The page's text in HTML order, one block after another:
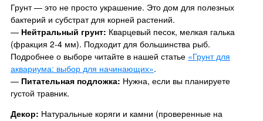
Грунт — это не просто украшение. Это дом для полезных
бактерий и субстрат для корней растений.
— Нейтральный грунт: Кварцевый песок, мелкая галька
(фракция 2-4 мм). Подходит для большинства рыб.
Подробнее о выборе читайте в нашей статье «Грунт для
аквариума: выбор для начинающих».
— Питательная подложка: Нужна, если вы планируете
густой травник.
Декор: Натуральные коряги и камни (проверенные на